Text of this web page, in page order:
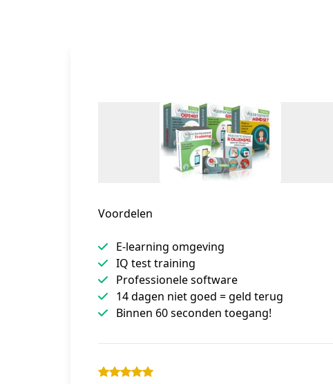
Voordelen
E-learning omgeving
IQ test training
Professionele software
14 dagen niet goed = geld terug
Binnen 60 seconden toegang!